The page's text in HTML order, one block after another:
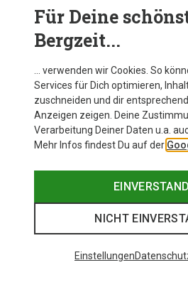
BEKLEIDUNG
Für Deine
Bergzeit...
… verwenden wir Cookies. So
Services für Dich optimieren,
zuschneiden und dir
Anzeigen zeigen. Deine
Verarbeitung Deiner Daten u.a.
Mehr Infos findest Du auf der
NICHT
Einstellungen